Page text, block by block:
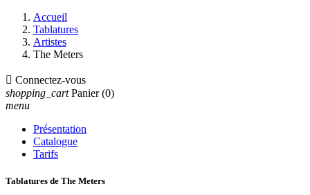
Accueil
Tablatures
Artistes
The Meters
 Connectez-vous
shopping_cart Panier (0)
menu
Présentation
Catalogue
Tarifs
Tablatures de The Meters